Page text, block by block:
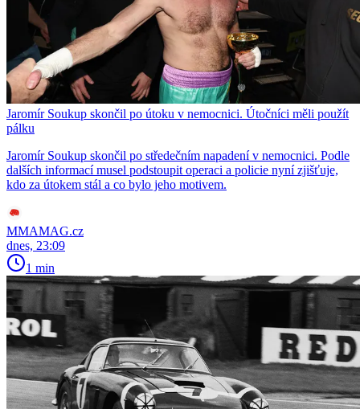
Jaromír Soukup skončil po útoku v nemocnici. Útočníci měli použít
pálku
Jaromír Soukup skončil po středečním napadení v nemocnici. Podle
dalších informací musel podstoupit operaci a policie nyní zjišťuje,
kdo za útokem stál a co bylo jeho motivem.
MMAMAG.cz
dnes, 23:09
1 min